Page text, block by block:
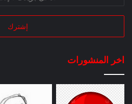
اخر المنشورات